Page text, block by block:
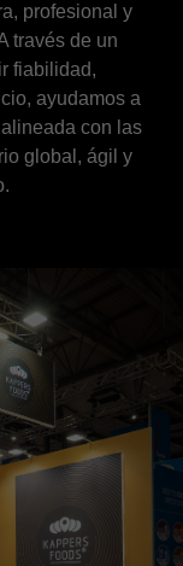
profesional y
través de un
fiabilidad,
ayudamos a
con las
global, ágil y